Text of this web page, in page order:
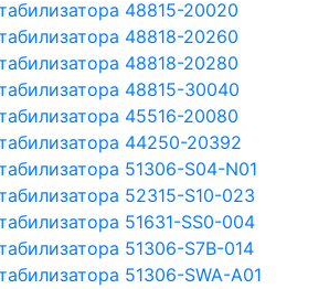
48815-20020
48818-20260
48818-20280
48815-30040
45516-20080
44250-20392
51306-S04-N01
52315-S10-023
51631-SS0-004
51306-S7B-014
51306-SWA-A01